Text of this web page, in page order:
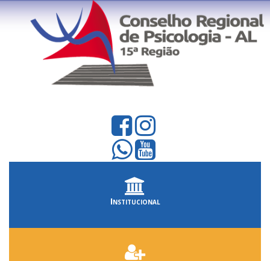
Institucional